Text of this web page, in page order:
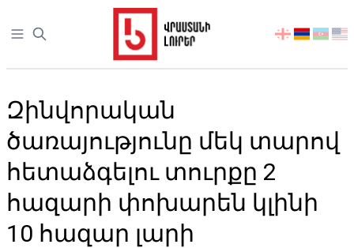
Open sidebar
აირჩიეთ
Զինվորական
ծառայությունը մեկ տարով
հետաձգելու տուրքը 2
հազարի փոխարեն կլինի
10 հազար լարի